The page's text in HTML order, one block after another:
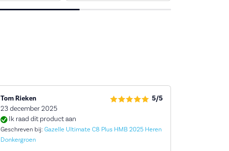
Tom Rieken
23 december 2025
5/5
Ik raad dit product aan
Geschreven bij: Gazelle Ultimate C8 Plus HMB 2025 Heren
Donkergroen